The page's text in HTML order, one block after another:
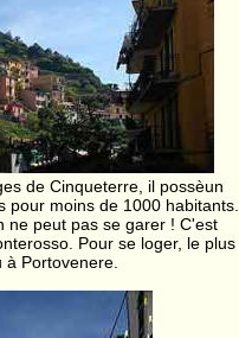
de Cinqueterre, il possèun
pour moins de 1000 habitants.
ne peut pas se garer ! C'est
Pour se loger, le plus
Portovenere.